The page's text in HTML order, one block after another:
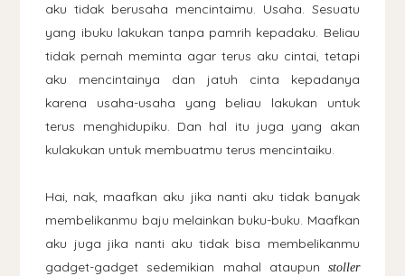
aku tidak berusaha mencintaimu. Usaha. Sesuatu
yang ibuku lakukan tanpa pamrih kepadaku. Beliau
tidak pernah meminta agar terus aku cintai, tetapi
aku mencintainya dan jatuh cinta kepadanya
karena usaha-usaha yang beliau lakukan untuk
terus menghidupiku. Dan hal itu juga yang akan
kulakukan untuk membuatmu terus mencintaiku.
Hai, nak, maafkan aku jika nanti aku tidak banyak
membelikanmu baju melainkan buku-buku. Maafkan
aku juga jika nanti aku tidak bisa membelikanmu
gadget-gadget sedemikian mahal ataupun
stoller